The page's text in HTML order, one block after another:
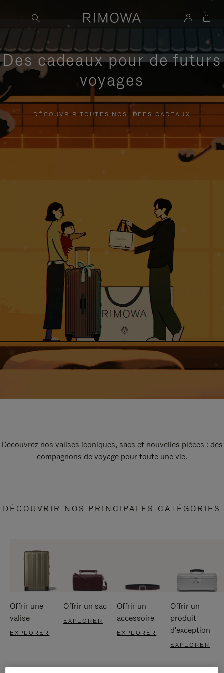
Des cadeaux pour de futurs
voyages
DÉCOUVRIR TOUTES NOS IDÉES CADEAUX
Découvrez nos valises iconiques, sacs et nouvelles pièces : des
compagnons de voyage pour toute une vie.
DÉCOUVRIR NOS PRINCIPALES CATÉGORIES
Offrir une
valise
EXPLORER
Offrir un sac
EXPLORER
Offrir un
accessoire
EXPLORER
Offrir un
produit
d'exception
EXPLORER